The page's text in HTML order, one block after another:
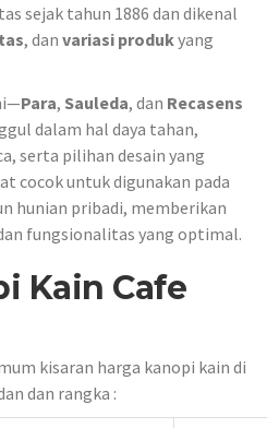
sejak tahun 1886 dan dikenal
, dan variasi produkyang
Para, Sauleda, dan Recasens
dalam hal daya tahan,
serta pilihan desain yang
cocok untuk digunakan pada
hunian pribadi, memberikan
fungsionalitas yang optimal.
Kain Cafe
kisaran harga kanopi kain di
dan rangka :